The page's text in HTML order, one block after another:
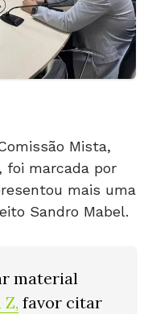
Mista,
foi marcada por
mais uma
Sandro Mabel.
material
Z, favor citar